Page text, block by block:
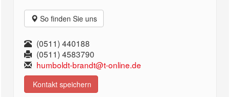
So finden Sie uns
(0511) 440188
(0511) 4583790
humboldt-brandt@t-online.de
Kontakt speichern